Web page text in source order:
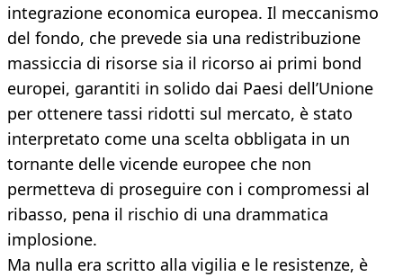
integrazione economica europea. Il meccanismo
del fondo, che prevede sia una redistribuzione
massiccia di risorse sia il ricorso ai primi bond
europei, garantiti in solido dai Paesi dell’Unione
per ottenere tassi ridotti sul mercato, è stato
interpretato come una scelta obbligata in un
tornante delle vicende europee che non
permetteva di proseguire con i compromessi al
ribasso, pena il rischio di una drammatica
implosione.
Ma nulla era scritto alla vigilia e le resistenze, è